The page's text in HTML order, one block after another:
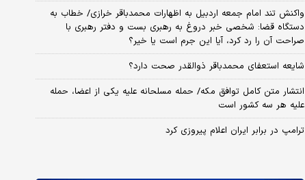
واکنش تند امام جمعه اردبیل به اظهارات محمدباقر خرازی/ خطاب به
دستگاه قضا: شخصی خبر دروغ به رهبری بست و دفتر رهبری با
صراحت آن را رد کرد، آیا این جرم است یا خیر؟
شایعه استعفای محمدباقر ذوالقدر صحت دارد؟
انتشار متن کامل توافق مکه/ حمله مسلحانه علیه یکی از اعضا، حمله
علیه هر سه کشور است
ترامپ در برابر ایران اعلام پیروزی کرد